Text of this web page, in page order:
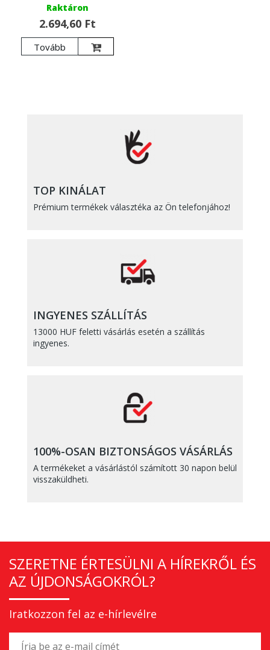
Raktáron
2.694,60 Ft
Tovább
TOP KINÁLAT
Prémium termékek választéka az Ön telefonjához!
INGYENES SZÁLLÍTÁS
13000 HUF feletti vásárlás esetén a szállítás
ingyenes.
100%-OSAN BIZTONSÁGOS VÁSÁRLÁS
A termékeket a vásárlástól számított 30 napon belül
visszaküldheti.
SZERETNE ÉRTESÜLNI A HÍREKRŐL ÉS
AZ ÚJDONSÁGOKRÓL?
Iratkozzon fel az e-hírlevélre